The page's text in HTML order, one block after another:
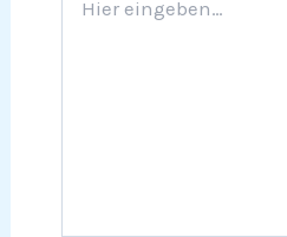
eingeben…